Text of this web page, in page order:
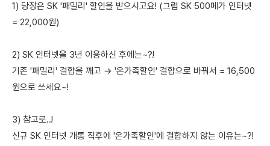
1) 당장은 SK '패밀리' 할인을 받으시고요! (그럼 SK 500메가 인터넷
= 22,000원)
2) SK 인터넷을 3년 이용하신 후에는~?!
기존 '패밀리' 결합을 깨고 → '온가족할인' 결합으로 바꿔서 = 16,500
원으로 쓰세요~!
3) 참고로..!
신규 SK 인터넷 개통 직후에 '온가족할인'에 결합하지 않는 이유는~?!